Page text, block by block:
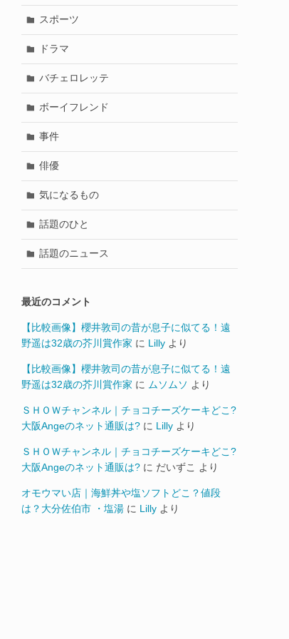
スポーツ
ドラマ
バチェロレッテ
ボーイフレンド
事件
俳優
気になるもの
話題のひと
話題のニュース
最近のコメント
【比較画像】櫻井敦司の昔が息子に似てる！遠
野遥は32歳の芥川賞作家 に Lilly より
【比較画像】櫻井敦司の昔が息子に似てる！遠
野遥は32歳の芥川賞作家 に ムソムソ より
ＳＨＯＷチャンネル｜チョコチーズケーキどこ?
大阪Angeのネット通販は? に Lilly より
ＳＨＯＷチャンネル｜チョコチーズケーキどこ?
大阪Angeのネット通販は? に だいずこ より
オモウマい店｜海鮮丼や塩ソフトどこ？値段
は？大分佐伯市 ・塩湯 に Lilly より